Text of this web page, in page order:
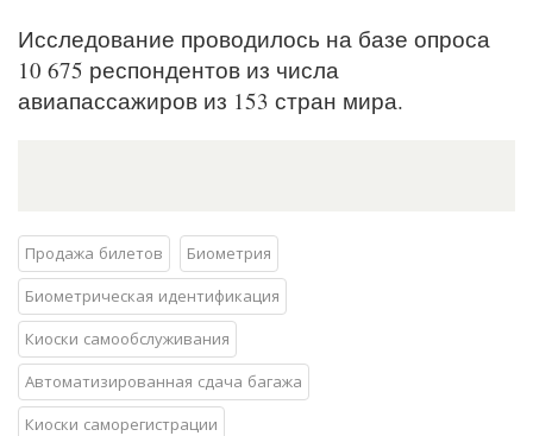
Исследование проводилось на базе опроса
10 675 респондентов из числа
авиапассажиров из 153 стран мира.
Продажа билетов
Биометрия
Биометрическая идентификация
Киоски самообслуживания
Автоматизированная сдача багажа
Киоски саморегистрации